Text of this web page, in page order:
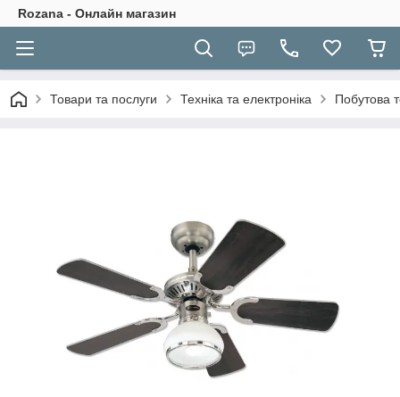
Rozana - Онлайн магазин
Товари та послуги Техніка та електроніка Побутова